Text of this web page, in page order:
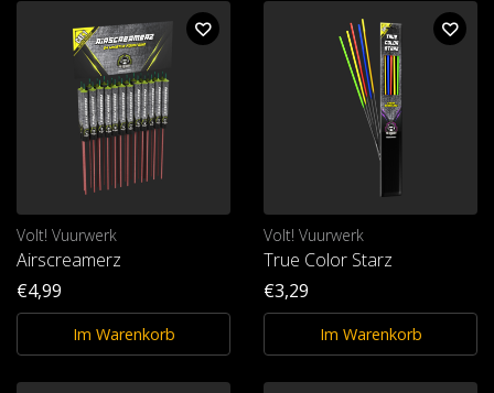
Volt! Vuurwerk
Airscreamerz
€4,99
Im Warenkorb
Volt! Vuurwerk
True Color Starz
€3,29
Im Warenkorb